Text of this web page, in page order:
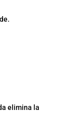
elimina la